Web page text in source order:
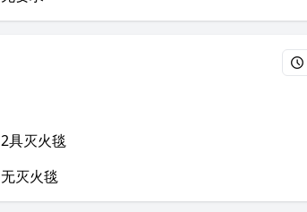
2具灭火毯
无灭火毯